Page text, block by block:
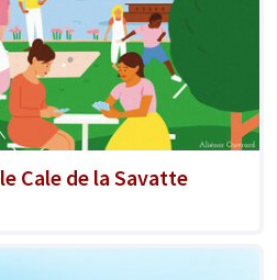
Cale de la Savatte